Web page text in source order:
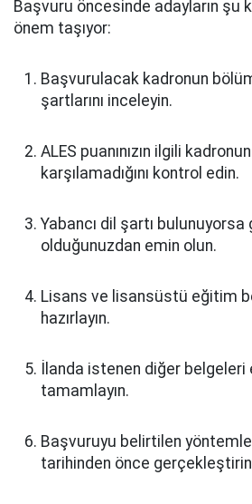
Başvuru öncesinde adayların şu
önem taşıyor:
Başvurulacak kadronun
şartlarını inceleyin.
ALES puanınızın ilgili
karşılamadığını kontrol edin.
Yabancı dil şartı
olduğunuzdan emin olun.
Lisans ve lisansüstü eğitim
hazırlayın.
İlanda istenen diğer
tamamlayın.
Başvuruyu belirtilen
tarihinden önce